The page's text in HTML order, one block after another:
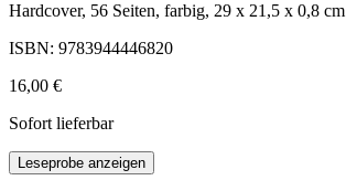
Hardcover, 56 Seiten, farbig, 29 x 21,5 x 0,8 cm
ISBN: 9783944446820
16,00 €
Sofort lieferbar
Leseprobe anzeigen